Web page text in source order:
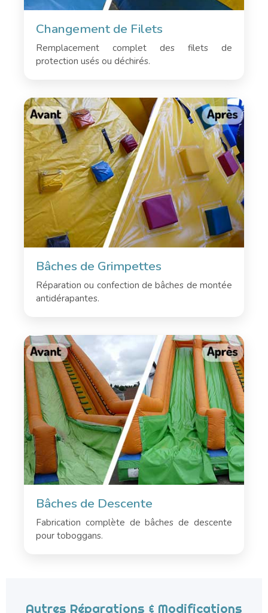
Changement de Filets
Remplacement complet des filets de
protection usés ou déchirés.
Bâches de Grimpettes
Réparation ou confection de bâches de montée
antidérapantes.
Bâches de Descente
Fabrication complète de bâches de descente
pour toboggans.
Autres Réparations & Modifications